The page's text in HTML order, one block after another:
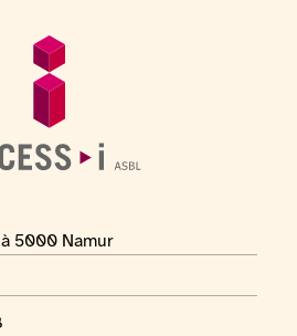
Allgemeine Informationen
5000 Namur